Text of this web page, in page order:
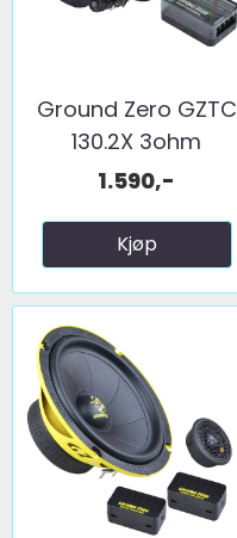
Ground Zero GZTC
130.2X 3ohm
1.590,-
Kjøp